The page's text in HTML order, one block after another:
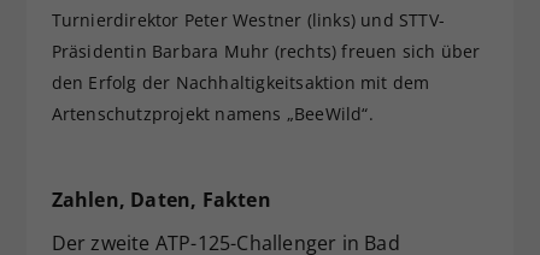
Turnierdirektor Peter Westner (links) und STTV-
Präsidentin Barbara Muhr (rechts) freuen sich über
den Erfolg der Nachhaltigkeitsaktion mit dem
Artenschutzprojekt namens „BeeWild“.
Zahlen, Daten, Fakten
Der zweite ATP-125-Challenger in Bad